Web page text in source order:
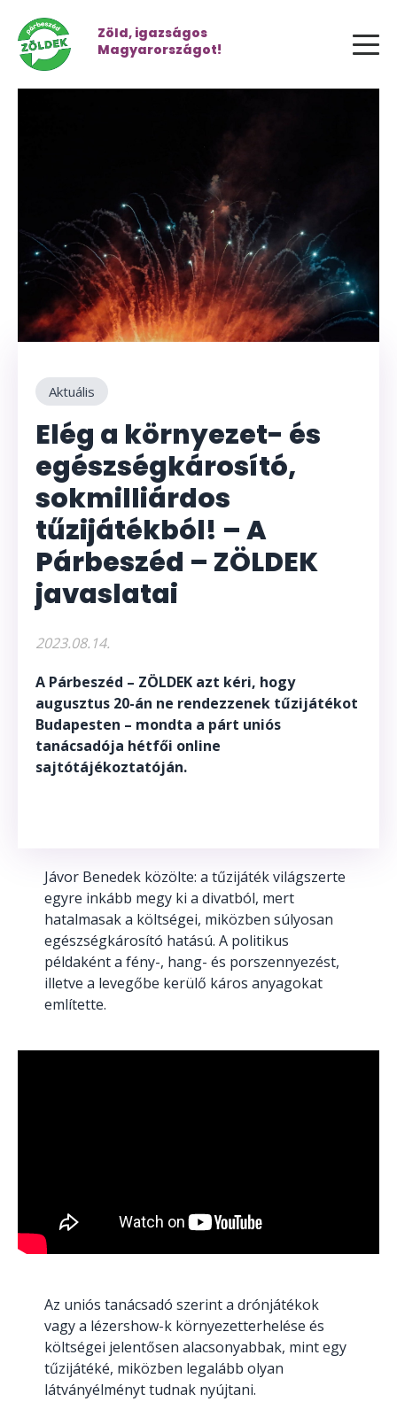
Zöld, igazságos
Magyarországot!
Aktuális
Elég a környezet- és
egészségkárosító,
sokmilliárdos
tűzijátékból! – A
Párbeszéd – ZÖLDEK
javaslatai
2023.08.14.
A Párbeszéd – ZÖLDEK azt kéri, hogy
augusztus 20-án ne rendezzenek tűzijátékot
Budapesten – mondta a párt uniós
tanácsadója hétfői online
sajtótájékoztatóján.
Jávor Benedek közölte: a tűzijáték világszerte
egyre inkább megy ki a divatból, mert
hatalmasak a költségei, miközben súlyosan
egészségkárosító hatású. A politikus
példaként a fény-, hang- és porszennyezést,
illetve a levegőbe kerülő káros anyagokat
említette.
Az uniós tanácsadó szerint a drónjátékok
vagy a lézershow-k környezetterhelése és
költségei jelentősen alacsonyabbak, mint egy
tűzijátéké, miközben legalább olyan
látványélményt tudnak nyújtani.